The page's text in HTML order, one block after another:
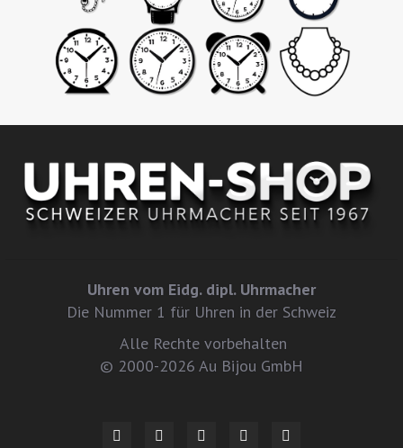
Uhren vom Eidg. dipl. Uhrmacher
Die Nummer 1 für Uhren in der Schweiz
Alle Rechte vorbehalten
© 2000-2026 Au Bijou GmbH